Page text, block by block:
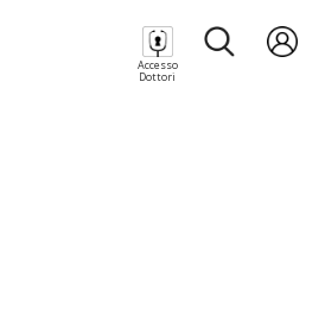
Accesso
Dottori